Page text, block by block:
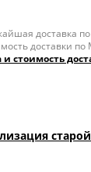
доставка
доставки по
и стоимость